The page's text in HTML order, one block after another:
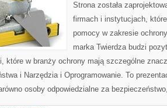
Strona została
firmach i instytucjach,
pomocy w zakresie
marka Twierdza budzi
które w branży ochrony mają szczególne
i Narzędzia i Oprogramowanie. To
osoby odpowiedzialne za